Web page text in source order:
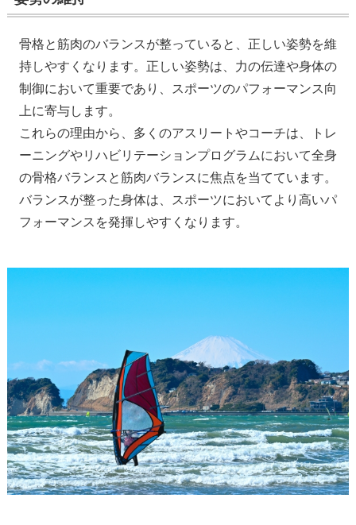
骨格と筋肉のバランスが整っていると、正しい姿勢を維
持しやすくなります。正しい姿勢は、力の伝達や身体の
制御において重要であり、スポーツのパフォーマンス向
上に寄与します。
これらの理由から、多くのアスリートやコーチは、トレ
ーニングやリハビリテーションプログラムにおいて全身
の骨格バランスと筋肉バランスに焦点を当てています。
バランスが整った身体は、スポーツにおいてより高いパ
フォーマンスを発揮しやすくなります。